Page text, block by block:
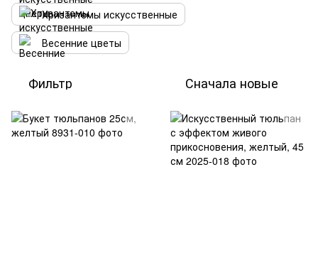
Хризантемы искусственные
Весенние цветы
Фильтр Сначала новые